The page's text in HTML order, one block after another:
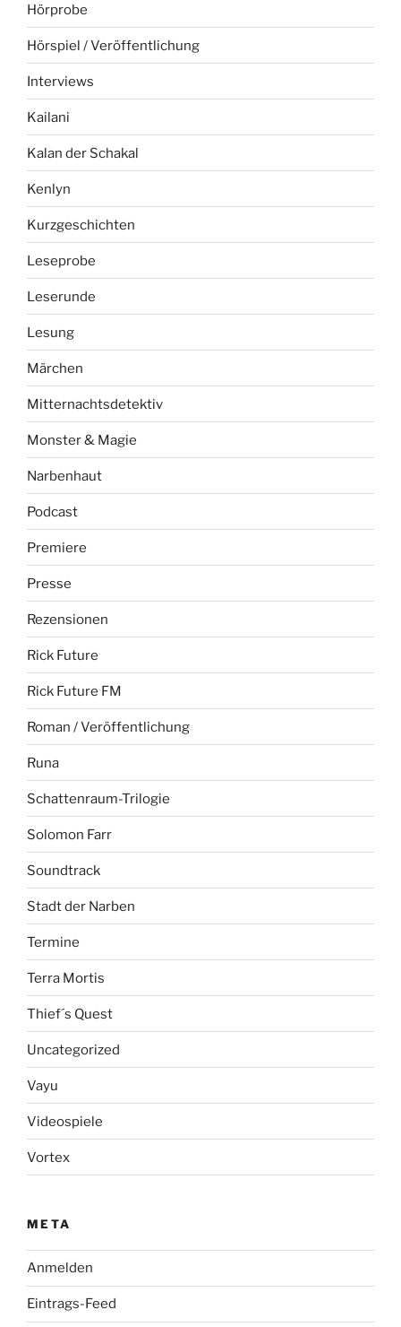
Hörprobe
Hörspiel / Veröffentlichung
Interviews
Kailani
Kalan der Schakal
Kenlyn
Kurzgeschichten
Leseprobe
Leserunde
Lesung
Märchen
Mitternachtsdetektiv
Monster & Magie
Narbenhaut
Podcast
Premiere
Presse
Rezensionen
Rick Future
Rick Future FM
Roman / Veröffentlichung
Runa
Schattenraum-Trilogie
Solomon Farr
Soundtrack
Stadt der Narben
Termine
Terra Mortis
Thief´s Quest
Uncategorized
Vayu
Videospiele
Vortex
META
Anmelden
Eintrags-Feed